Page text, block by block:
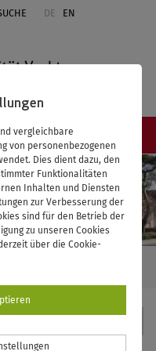
vergleichbare
von personenbezogenen
Dies dient dazu, den
Funktionalitäten
Inhalten und Diensten
zur Verbesserung der
sind für den Betrieb der
zu unseren Cookies
über die Cookie-
DE EN
≡
DER ZUSAMMENARBEIT